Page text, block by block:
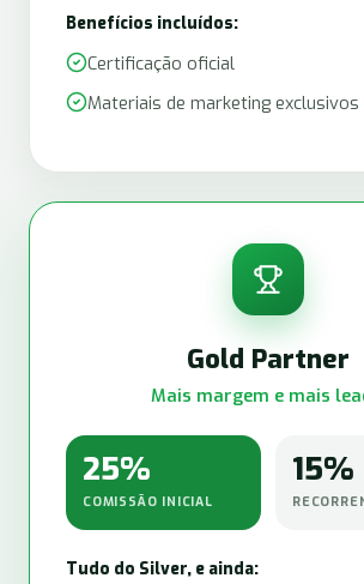
Benefícios incluídos:
Certificação oficial
Materiais de marketing exclusivos
Gold Partner
Mais margem e mais
25%
COMISSÃO INICIAL
15%
Tudo do Silver, e ainda: